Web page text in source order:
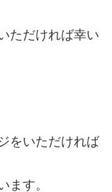
ただければ幸い
をいただければ
ます。